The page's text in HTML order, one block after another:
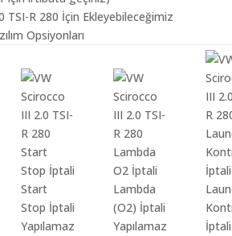
TSI-R 280 İçin Ekleyebileceğimiz
Opsiyonları
Start
Stop İptali
Yapılamaz
Lambda
(O2) İptali
Yapılamaz
İptali